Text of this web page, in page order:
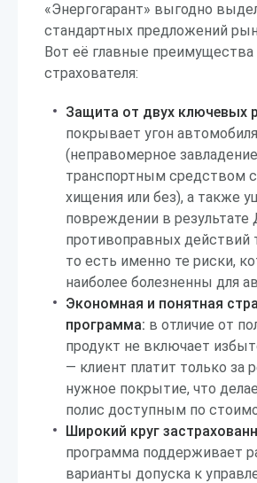
«Энергогарант» выгодно
стандартных предложений
Вот её главные преимущества
страхователя:
Защита от двух ключевых
покрывает угон автомобиля
(неправомерное завладение
транспортным средством
хищения или без), а также
повреждении в
противоправных действий
то есть именно те риски,
наиболее болезненны для
Экономная и понятная
программа: в отличие от
продукт не включает
— клиент платит только за
нужное покрытие, что
полис доступным по
Широкий круг
программа поддерживает
варианты допуска к